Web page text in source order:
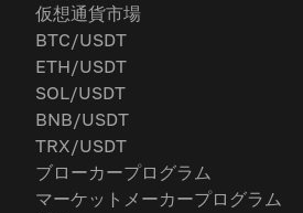
仮想通貨市場
BTC/USDT
ETH/USDT
SOL/USDT
BNB/USDT
TRX/USDT
ブローカープログラム
マーケットメーカープログラム